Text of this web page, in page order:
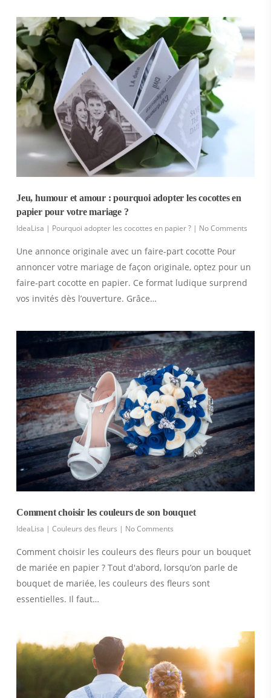
Jeu, humour et amour : pourquoi adopter les cocottes en
papier pour votre mariage ?
IdeaLisa | Pourquoi adopter les cocottes en papier ? | No Comments
Une annonce originale avec un faire-part cocotte Pour
annoncer votre mariage de façon originale, optez pour un
faire-part cocotte en papier. Ce format ludique surprend
vos invités dès l’ouverture. Grâce…
Comment choisir les couleurs de son bouquet
IdeaLisa | Couleurs des fleurs | No Comments
Comment choisir les couleurs des fleurs pour un bouquet
de mariée en papier ? Tout d'abord, lorsqu’on parle de
bouquet de mariée, les couleurs des fleurs sont
essentielles. Il faut…